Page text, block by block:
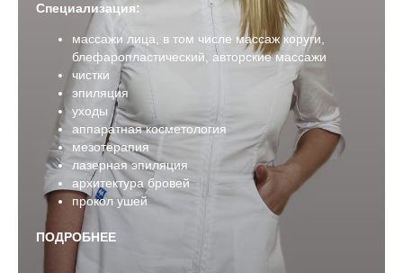
Специализация:
массажи лица, в том числе массаж коруги,
блефаропластический, авторские массажи
чистки
эпиляция
уходы
аппаратная косметология
мезотерапия
лазерная эпиляция
архитектура бровей
прокол ушей
ПОДРОБНЕЕ